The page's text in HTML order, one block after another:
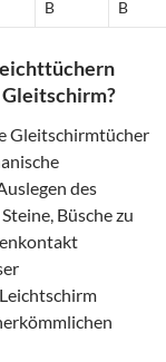
B
B
Gleitschirmtücher
des
Büsche zu